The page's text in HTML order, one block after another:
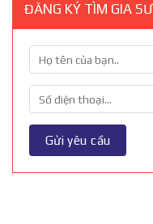
ĐĂNG KÝ TÌM GIA SƯ